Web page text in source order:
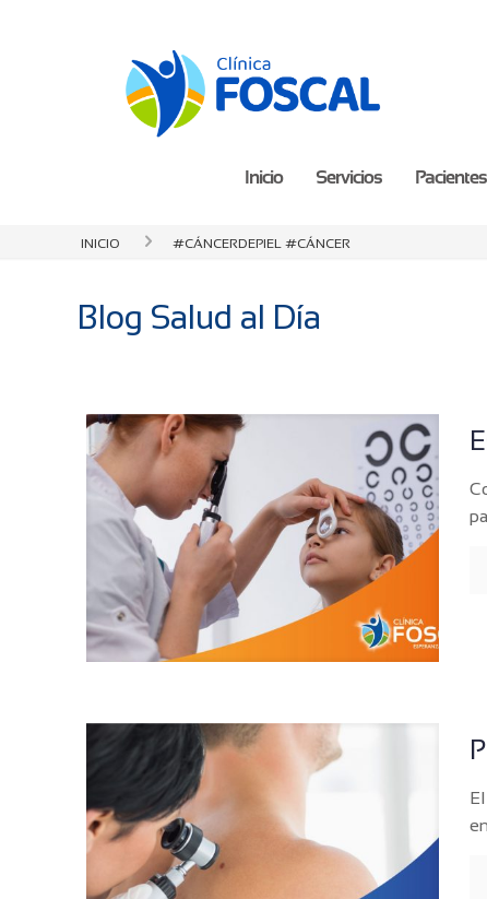
Inicio Servicios
Inicio #CáncerDePiel #Cáncer
Blog Salud al Día